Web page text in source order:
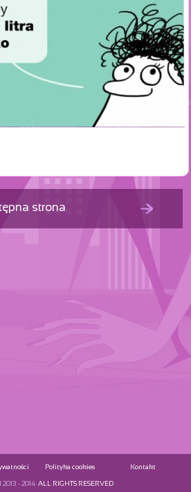
strona
Polityka cookies Kontakt
- 2014. ALL RIGHTS RESERVED